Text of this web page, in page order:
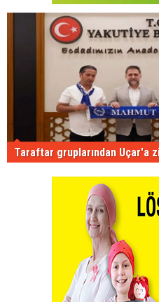
Taraftar gruplarından Uçar'a